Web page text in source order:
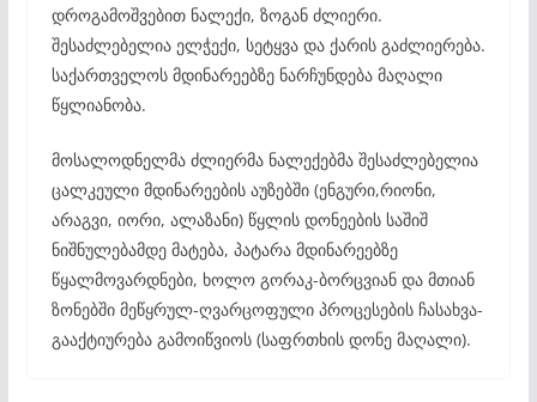
დროგამოშვებით ნალექი, ზოგან ძლიერი.
შესაძლებელია ელჭექი, სეტყვა და ქარის გაძლიერება.
საქართველოს მდინარეებზე ნარჩუნდება მაღალი
წყლიანობა.
მოსალოდნელმა ძლიერმა ნალექებმა შესაძლებელია
ცალკეული მდინარეების აუზებში (ენგური,რიონი,
არაგვი, იორი, ალაზანი) წყლის დონეების საშიშ
ნიშნულებამდე მატება, პატარა მდინარეებზე
წყალმოვარდნები, ხოლო გორაკ-ბორცვიან და მთიან
ზონებში მეწყრულ-ღვარცოფული პროცესების ჩასახვა-
გააქტიურება გამოიწვიოს (საფრთხის დონე მაღალი).